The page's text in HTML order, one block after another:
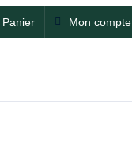
Panier Mon compte